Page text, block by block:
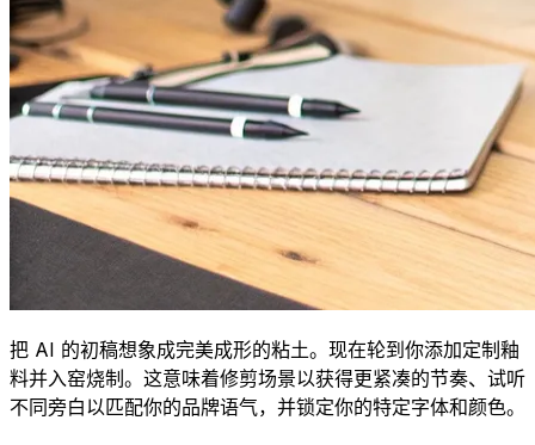
把 AI 的初稿想象成完美成形的粘土。现在轮到你添加定制釉
料并入窑烧制。这意味着修剪场景以获得更紧凑的节奏、试听
不同旁白以匹配你的品牌语气，并锁定你的特定字体和颜色。